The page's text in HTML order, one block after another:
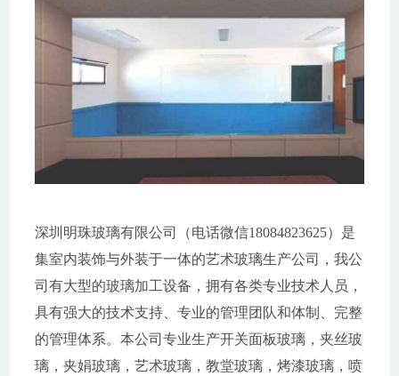
深圳明珠玻璃有限公司（电话微信18084823625）是
集室内装饰与外装于一体的艺术玻璃生产公司，我公
司有大型的玻璃加工设备，拥有各类专业技术人员，
具有强大的技术支持、专业的管理团队和体制、完整
的管理体系。本公司专业生产开关面板玻璃，夹丝玻
璃，夹娟玻璃，艺术玻璃，教堂玻璃，烤漆玻璃，喷